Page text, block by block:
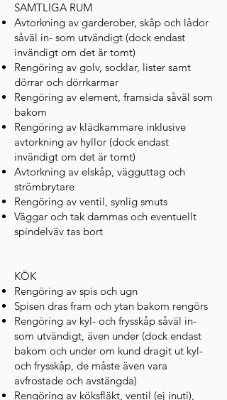
SAMTLIGA RUM
Avtorkning av garderober, skåp och lådor
såväl in- som utvändigt (dock endast
invändigt om det är tomt)
Rengöring av golv, socklar, lister samt
dörrar och dörrkarmar
Rengöring av element, framsida såväl som
bakom
Rengöring av klädkammare inklusive
avtorkning av hyllor (dock endast
invändigt om det är tomt)
Avtorkning av elskåp, vägguttag och
strömbrytare
Rengöring av ventil, synlig smuts
Väggar och tak dammas och eventuellt
spindelväv tas bort
KÖK
Rengöring av spis och ugn
Spisen dras fram och ytan bakom rengörs
Rengöring av kyl- och frysskåp såväl in-
som utvändigt, även under (dock endast
bakom och under om kund dragit ut kyl-
och frysskåp, de måste även vara
avfrostade och avstängda)
Rengöring av köksfläkt, ventil (ej inuti),